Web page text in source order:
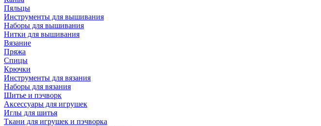
Пяльцы
Инструменты для вышивания
Наборы для вышивания
Нитки для вышивания
Вязание
Пряжа
Спицы
Крючки
Инструменты для вязания
Наборы для вязания
Шитье и пэчворк
Аксессуары для игрушек
Иглы для шитья
Ткани для игрушек и пэчворка